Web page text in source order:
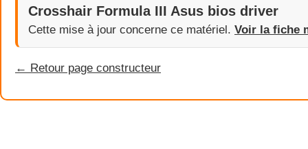
Crosshair Formula III Asus bios driver
Cette mise à jour concerne ce matériel. Voir la fiche
← Retour page constructeur